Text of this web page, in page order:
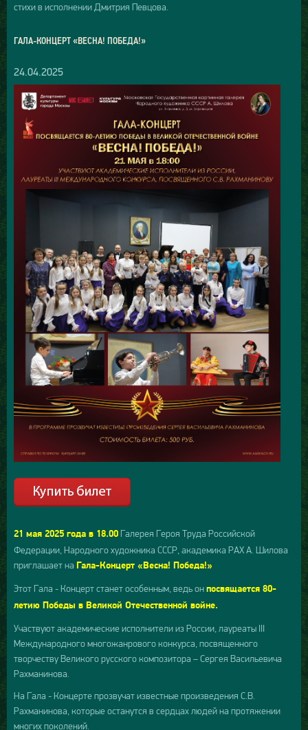
стихи в исполнении Дмитрия Певцова.
ГАЛА-КОНЦЕРТ «ВЕСНА! ПОБЕДА!»
24.04.2025
21 мая 2025 года в 18.00 Галерея Героя Труда Российской
Федерации, Народного художника СССР, академика РАХ А. Шилова
приглашает на Гала-Концерт «Весна! Победа!»
Этот Гала - Концерт станет особенным, ведь он посвящается 80-
летию Победы в Великой Отечественной войне.
Участвуют академические исполнители из России, лауреаты III
Международного многожанрового конкурса, посвященного
творчеству Великого русского композитора – Сергея Васильевича
Рахманинова.
На Гала - Концерте прозвучат известные произведения С.В.
Рахманинова, которые останутся в сердцах людей на протяжении
многих поколений.